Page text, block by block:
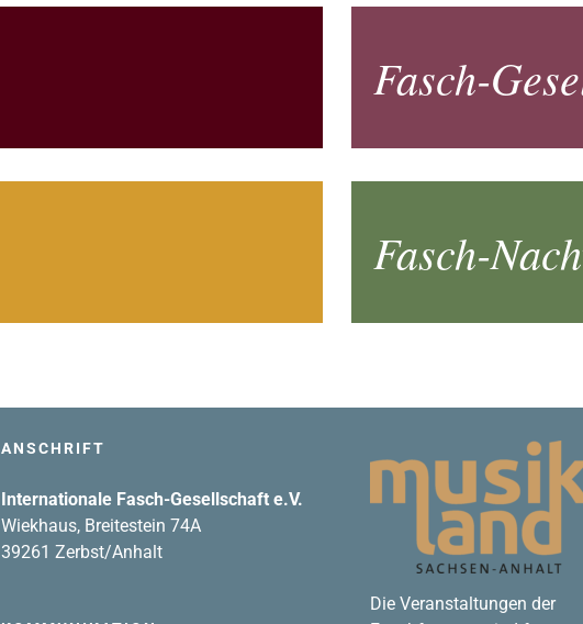
Fasch-
Fasch-
ANSCHRIFT
Internationale Fasch-Gesellschaft e.V.
Wiekhaus, Breitestein 74A
39261 Zerbst/Anhalt
Die Veranstaltungen der